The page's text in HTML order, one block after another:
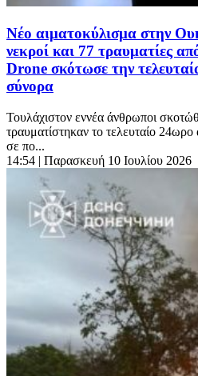
Νέο αιματοκύλισμα στην
νεκροί και 77 τραυματίες
Drone σκότωσε την
σύνορα
Τουλάχιστον εννέα άνθρωποι
τραυματίστηκαν το τελευταίο 24ωρο
σε πο...
14:54 | Παρασκευή 10 Ιουλίου 2026